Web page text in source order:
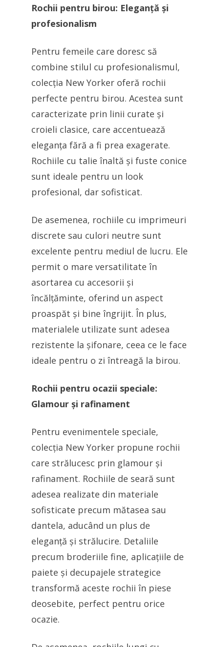
Rochii pentru birou: Eleganță și
profesionalism
Pentru femeile care doresc să
combine stilul cu profesionalismul,
colecția New Yorker oferă rochii
perfecte pentru birou. Acestea sunt
caracterizate prin linii curate și
croieli clasice, care accentuează
eleganța fără a fi prea exagerate.
Rochiile cu talie înaltă și fuste conice
sunt ideale pentru un look
profesional, dar sofisticat.
De asemenea, rochiile cu imprimeuri
discrete sau culori neutre sunt
excelente pentru mediul de lucru. Ele
permit o mare versatilitate în
asortarea cu accesorii și
încălțăminte, oferind un aspect
proaspăt și bine îngrijit. În plus,
materialele utilizate sunt adesea
rezistente la șifonare, ceea ce le face
ideale pentru o zi întreagă la birou.
Rochii pentru ocazii speciale:
Glamour și rafinament
Pentru evenimentele speciale,
colecția New Yorker propune rochii
care strălucesc prin glamour și
rafinament. Rochiile de seară sunt
adesea realizate din materiale
sofisticate precum mătasea sau
dantela, aducând un plus de
eleganță și strălucire. Detaliile
precum broderiile fine, aplicațiile de
paiete și decupajele strategice
transformă aceste rochii în piese
deosebite, perfect pentru orice
ocazie.